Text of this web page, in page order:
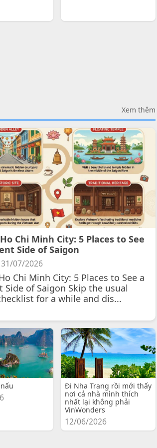
Xem thêm
Chi Minh City: 5 Places to See
Side of Saigon
07/2026
Chi Minh City: 5 Places to See a
Side of Saigon Skip the usual
for a while and dis...
Đi Nha Trang rồi mới thấy
nơi cả nhà mình thích
nhất lại không phải
VinWonders
12/06/2026